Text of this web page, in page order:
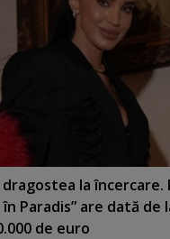
dragostea la
în Paradis” are dată de
de euro